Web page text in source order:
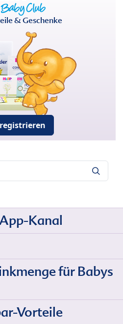
& Geschenke
Kanal
für Babys
Vorteile